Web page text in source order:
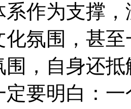
系作为支撑
化氛围，甚
围，自身还
定要明白：